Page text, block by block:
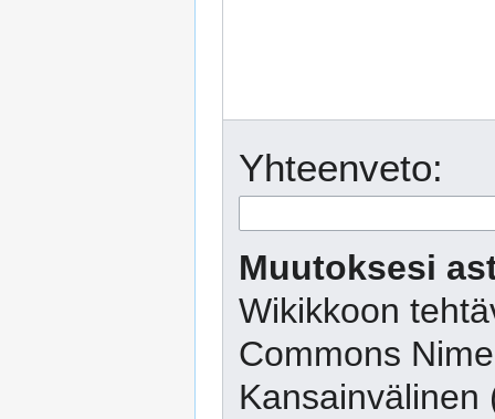
Yhteenveto:
Muutoksesi
Wikikkoon
Commons
Kansainvälinen